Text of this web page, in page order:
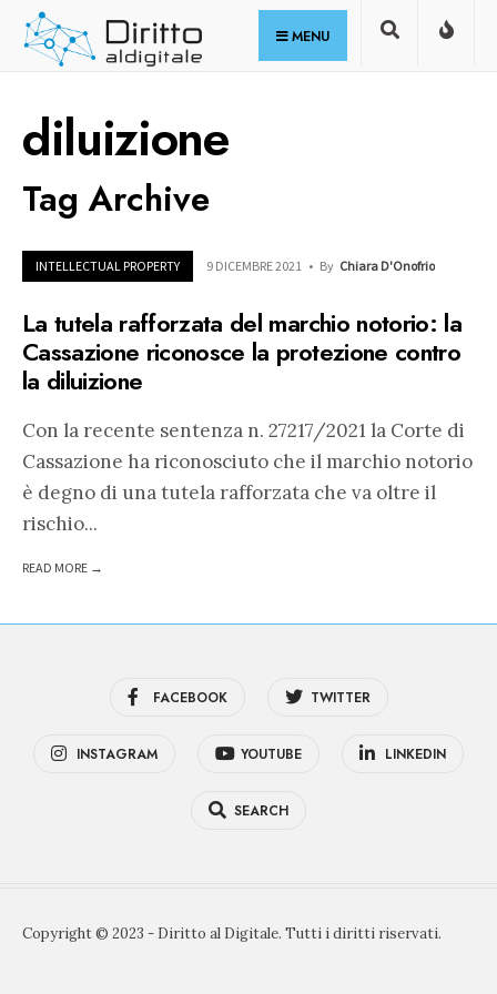
Skip
MENU
diluizione
Tag Archive
INTELLECTUAL PROPERTY 9 DICEMBRE 2021 • By Chiara D'Onofrio
La tutela rafforzata del marchio notorio: la
Cassazione riconosce la protezione contro
la diluizione
Con la recente sentenza n. 27217/2021 la Corte di
Cassazione ha riconosciuto che il marchio notorio
è degno di una tutela rafforzata che va oltre il
rischio...
READ MORE →
FACEBOOK TWITTER
INSTAGRAM YOUTUBE LINKEDIN
SEARCH
Copyright © 2023 - Diritto al Digitale. Tutti i diritti riservati.